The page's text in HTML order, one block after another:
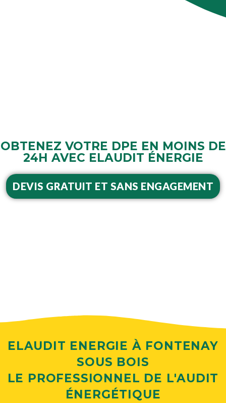
OBTENEZ VOTRE DPE EN MOINS DE
24H AVEC ELAUDIT ÉNERGIE
DEVIS GRATUIT ET SANS ENGAGEMENT
ELAUDIT ENERGIE À FONTENAY
SOUS BOIS
LE PROFESSIONNEL DE L'AUDIT
ÉNERGÉTIQUE